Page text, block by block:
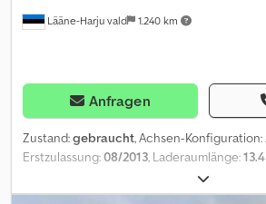
Lääne-Harju vald 1.240 km
Anfragen
Zustand:gebraucht, Achsen-Konfiguration:
Erstzulassung:08/2013 , Laderaumlänge:
, Laderaumhöhe:
Gesamtlänge:13.550 mm, Gesamtbreite: